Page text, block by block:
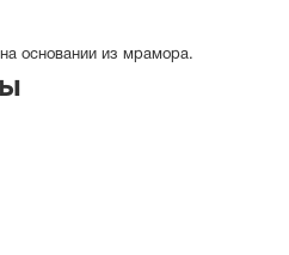
основании из мрамора.